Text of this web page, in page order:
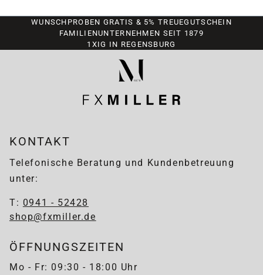
WUNSCHPROBEN GRATIS & 5% TREUEGUTSCHEIN
FAMILIENUNTERNEHMEN SEIT 1879
1XIG IN REGENSBURG
KONTAKT
Telefonische Beratung und Kundenbetreuung
unter:
T: 0941 - 52428
shop@fxmiller.de
ÖFFNUNGSZEITEN
Mo - Fr: 09:30 - 18:00 Uhr